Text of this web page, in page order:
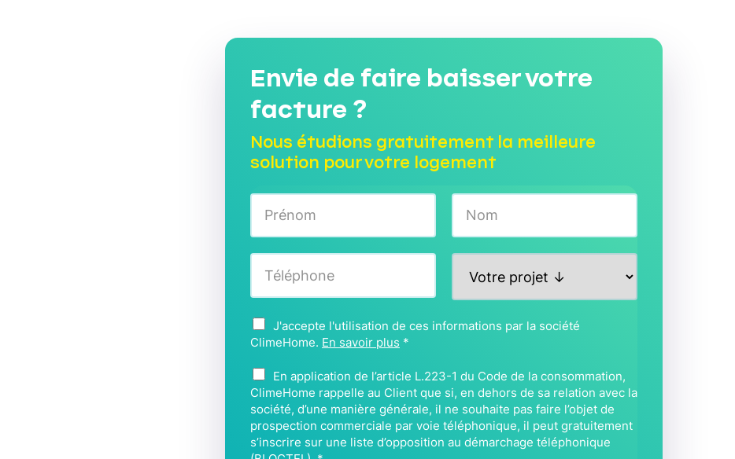
Envie de faire baisser votre
facture ?
Nous étudions gratuitement la meilleure
solution pour votre logement
N
m
*
l
p
h
o
n
e
*
o
e
A
c
o
r
d
*
J'accepte l'utilisation de ces informations par la société
ClimeHome. En savoir plus *
B
L
O
C
T
En application de l’article L.223-1 du Code de la consommation,
ClimeHome rappelle au Client que si, en dehors de sa relation avec la
société, d’une manière générale, il ne souhaite pas faire l’objet de
prospection commerciale par voie téléphonique, il peut gratuitement
s’inscrire sur une liste d’opposition au démarchage téléphonique